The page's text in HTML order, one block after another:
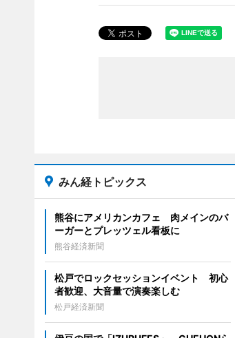
みん経トピックス
熊谷にアメリカンカフェ 肉メインのバ
ーガーとプレッツェル看板に
熊谷経済新聞
松戸でロックセッションイベント 初心
者歓迎、大音量で演奏楽しむ
松戸経済新聞